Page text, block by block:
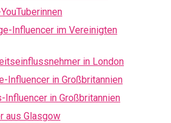
Influencer im Vereinigten
in London
Influencer in Großbritannien
in Großbritannien
aus Glasgow